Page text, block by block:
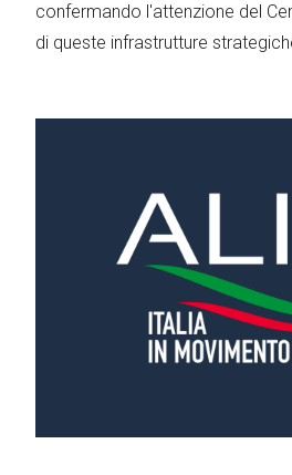
confermando l'attenzione del
di queste infrastrutture